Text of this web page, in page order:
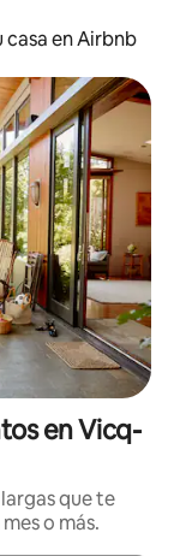
casa en Airbnb
en Vicq-
que te
o más.